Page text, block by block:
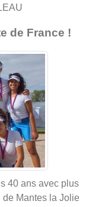
de France !
40 ans avec plus
Mantes la Jolie